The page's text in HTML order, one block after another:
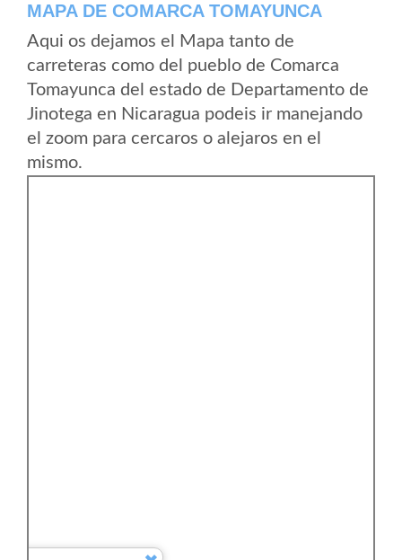
MAPA DE COMARCA TOMAYUNCA
Aqui os dejamos el Mapa tanto de
carreteras como del pueblo de Comarca
Tomayunca del estado de Departamento de
Jinotega en Nicaragua podeis ir manejando
el zoom para cercaros o alejaros en el
mismo.